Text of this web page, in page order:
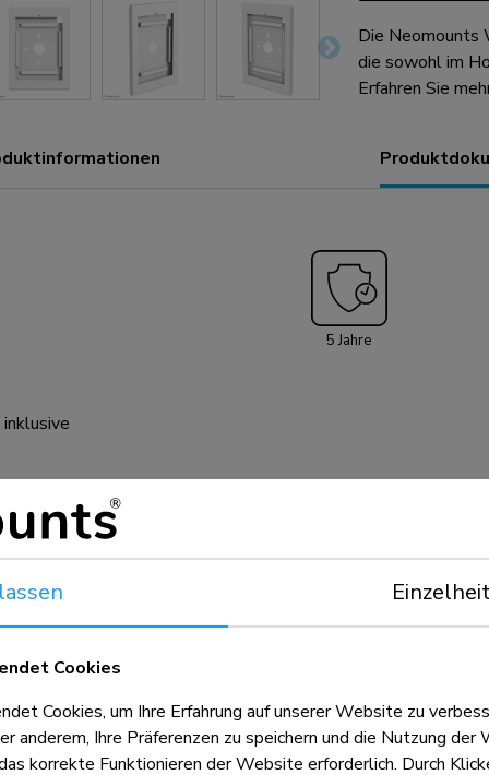
Die
die sowohl im
kann. Die
auch an einer
durch das
Erfahren Sie
Anhaltspunkt, kombiniert mit dem
die VESA-Größe sind absolute
5 Jahre
Cookies
Cookies, um Ihre Erfahrung auf unserer Website zu
anderem, Ihre Präferenzen zu speichern und die Nutzung der
korrekte Funktionieren der Website erforderlich. Durch